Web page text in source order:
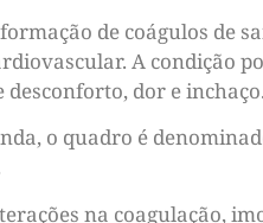
de coágulos de
A condição
desconforto, dor e inchaço.
o quadro é
na coagulação,